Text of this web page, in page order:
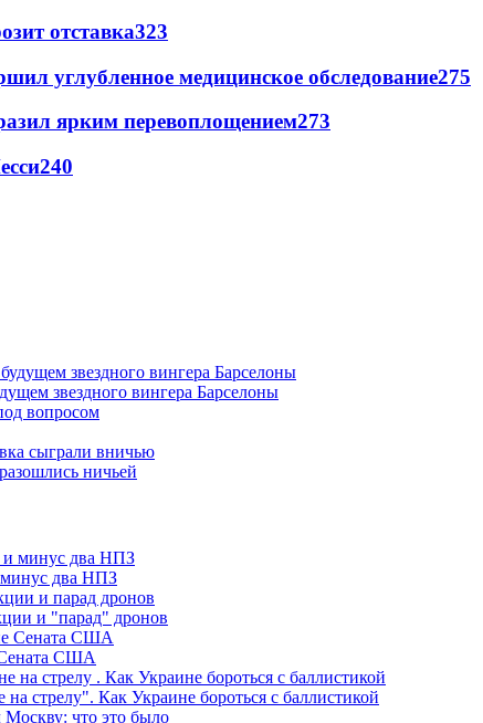
отставка323
углубленное медицинское обследование275
ярким перевоплощением273
240
звездного вингера Барселоны
вопросом
сыграли вничью
ничьей
минус два НПЗ
и "парад" дронов
США
на стрелу". Как Украине бороться с баллистикой